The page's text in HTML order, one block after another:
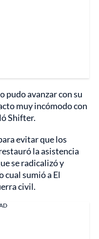
pudo avanzar con su
muy incómodo con
Shifter.
evitar que los
la asistencia
se radicalizó y
cual sumió a El
civil.